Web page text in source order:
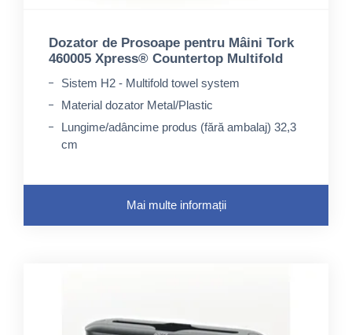
Dozator de Prosoape pentru Mâini Tork
460005 Xpress® Countertop Multifold
Sistem H2 - Multifold towel system
Material dozator Metal/Plastic
Lungime/adâncime produs (fără ambalaj) 32,3
cm
Mai multe informații